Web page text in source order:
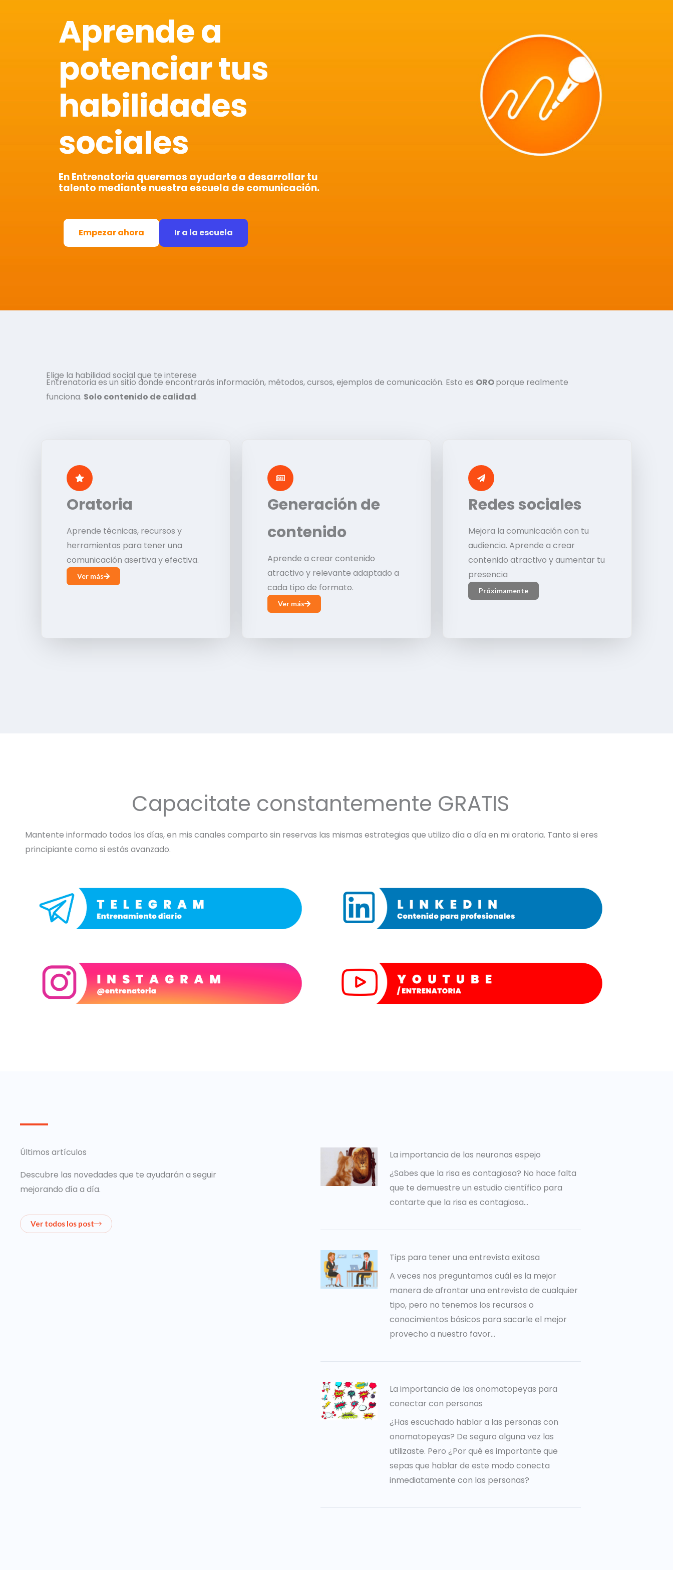
Aprende a
potenciar tus
habilidades
sociales
En Entrenatoria queremos ayudarte a desarrollar tu
talento mediante nuestra escuela de comunicación.
Empezar ahora Ir a la escuela
Elige la habilidad social que te interese
Entrenatoria es un sitio donde encontrarás información, métodos, cursos, ejemplos de comunicación. Esto es OROporque realmente
funciona. Solo contenido de calidad.
Oratoria
Aprende técnicas, recursos y
herramientas para tener una
comunicación asertiva y efectiva.
Ver más
Generación de
contenido
Aprende a crear contenido
atractivo y relevante adaptado a
cada tipo de formato.
Ver más
Redes sociales
Mejora la comunicación con tu
audiencia. Aprende a crear
contenido atractivo y aumentar tu
presencia
Próximamente
Capacitate constantemente GRATIS
Mantente informado todos los días, en mis canales comparto sin reservas las mismas estrategias que utilizo día a día en mi oratoria. Tanto si eres
principiante como si estás avanzado.
Últimos artículos
Descubre las novedades que te ayudarán a seguir
mejorando día a día.
Ver todos los post
La importancia de las neuronas espejo
¿Sabes que la risa es contagiosa? No hace falta
que te demuestre un estudio científico para
contarte que la risa es contagiosa…
Tips para tener una entrevista exitosa
A veces nos preguntamos cuál es la mejor
manera de afrontar una entrevista de cualquier
tipo, pero no tenemos los recursos o
conocimientos básicos para sacarle el mejor
provecho a nuestro favor...
La importancia de las onomatopeyas para
conectar con personas
¿Has escuchado hablar a las personas con
onomatopeyas? De seguro alguna vez las
utilizaste. Pero ¿Por qué es importante que
sepas que hablar de este modo conecta
inmediatamente con las personas?